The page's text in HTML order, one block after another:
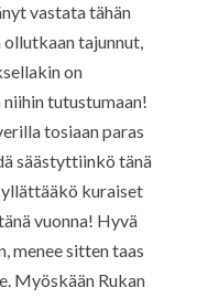
vastata tähän
tajunnut,
on
tutustumaan!
tosiaan paras
säästyttiinkö tänä
kuraiset
vuonna! Hyvä
menee sitten taas
Myöskään Rukan